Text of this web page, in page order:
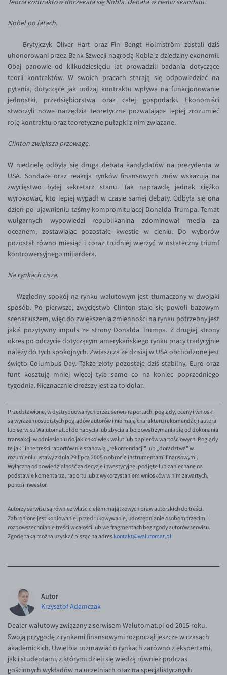
AUD/PLN
BGN/PLN
CAD/PLN
CNY/PLN
HKD/PLN
HUF/PLN
ILS/PLN
JPY/PLN
RON/PLN
SGD/PLN
TRY/PLN
ZAR/PLN
EUR/USD
EUR/GBP
EUR/CHF
EUR/CZK
EUR/DKK
EUR/SEK
EUR/AUD
EUR/BGN
EUR/CNY
EUR/HKD
EUR/HUF
EUR/ILS
EUR/JPY
EUR/RON
EUR/SGD
EUR/TRY
USD/CHF
GBP/CHF
Bezpieczeństwo
Pomoc
Pomoc
FAQ
Konto i opłaty
Wymiana walut
Banki i przelewy
Przelewy zagraniczne
KONTAKT
Kontakt
Dla mediów
PL
Teoria kontraktów doczekała się Nobla. Debata w cieniu skandalu.
Nobel po latach.
Brytyjczyk Oliver Hart oraz Fin Bengt Holmström zostali dziś
uhonorowani przez Bank Szwecji nagrodą Nobla z dziedziny ekonomii.
Obaj panowie od kilkudziesięciu lat prowadzili badania dotyczące
teorii kontraktów. W swoich pracach starają się odpowiedzieć na
pytania, dotyczące jak rodzaj kontraktu wpływa na funkcjonowanie
jednostki, przedsiębiorstwa oraz całej gospodarki. Ekonomiści
stworzyli nowe narzędzia teoretyczne pozwalające lepiej zrozumieć
rolę kontraktu oraz teoretyczne pułapki z nim związane.
Clinton zwiększa przewagę.
W niedzielę odbyła się druga debata kandydatów na prezydenta w
USA. Sondaże oraz reakcja rynków finansowych znów wskazują na
zwycięstwo byłej sekretarz stanu. Tak naprawdę jednak ciężko
wyrokować, kto lepiej wypadł w czasie samej debaty. Odbyła się ona
dzień po ujawnieniu taśmy kompromitującej Donalda Trumpa. Temat
wulgarnych wypowiedzi republikanina zdominował media za
oceanem, zostawiając pozostałe kwestie w cieniu. Do wyborów
pozostał równo miesiąc i coraz trudniej wierzyć w ostateczny triumf
kontrowersyjnego miliardera.
Na rynkach cisza.
Względny spokój na rynku walutowym jest tłumaczony w dwojaki
sposób. Po pierwsze, zwycięstwo Clinton staje się powoli bazowym
scenariuszem, więc do zwiększenia zmienności na rynku potrzebny jest
jakiś pozytywny impuls ze strony Donalda Trumpa. Z drugiej strony
okres po odczycie dotyczącym amerykańskiego rynku pracy tradycyjnie
należy do tych spokojnych. Zwłaszcza że dzisiaj w USA obchodzone jest
święto Columbus Day. Także złoty pozostaje dziś stabilny. Euro oraz
funt kosztują mniej więcej tyle samo co na koniec poprzedniego
tygodnia. Nieznacznie droższy jest za to dolar.
Przedstawione, w dystrybuowanych przez serwis raportach, poglądy, oceny i wnioski
są wyrazem osobistych poglądów autorów i nie mają charakteru rekomendacji autora
lub serwisu Walutomat.pl do nabycia lub zbycia albo powstrzymania się od dokonania
transakcji w odniesieniu do jakichkolwiek walut lub papierów wartościowych. Poglądy
te jak i inne treści raportów nie stanowią „rekomendacji" lub „doradztwa" w
rozumieniu ustawy z dnia 29 lipca 2005 o obrocie instrumentami finansowymi.
Wyłączną odpowiedzialność za decyzje inwestycyjne, podjęte lub zaniechane na
podstawie komentarza, raportu lub z wykorzystaniem wniosków w nim zawartych,
ponosi inwestor.
Autorzy serwisu są również właścicielem majątkowych praw autorskich do treści.
Zabronione jest kopiowanie, przedrukowywanie, udostępnianie osobom trzecim i
rozpowszechnianie treści w całości lub we fragmentach bez zgody autorów serwisu.
Zgodę taką można uzyskać pisząc na adres kontakt@walutomat.pl.
Autor
Krzysztof Adamczak
Dealer walutowy związany z serwisem Walutomat.pl od 2015 roku.
Swoją przygodę z rynkami finansowymi rozpoczął jeszcze w czasach
akademickich. Uwielbia rozmawiać o rynkach zarówno z ekspertami,
jak i studentami, z którymi dzieli się wiedzą również podczas
gościnnych wykładów na uczelniach oraz na specjalistycznych